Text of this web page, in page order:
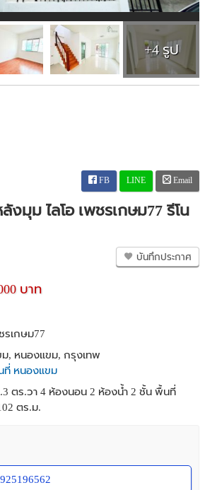
+4 รูป
FB LINE Email
งมุม ไลโอ เพชรเกษม77 รีโน
บันทึกประกาศ
บาท
รเกษม77
, หนองแขม, กรุงเทพ
ที่ หนองแขม
ตร.วา 4 ห้องนอน 2 ห้องน้ำ 2 ชั้น พื้นที่
ตร.ม.